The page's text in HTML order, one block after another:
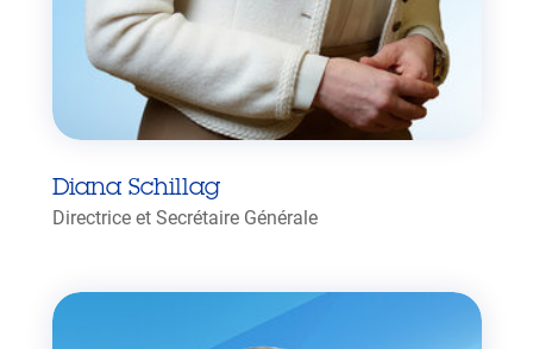
Diana Schillag
Directrice et Secrétaire Générale